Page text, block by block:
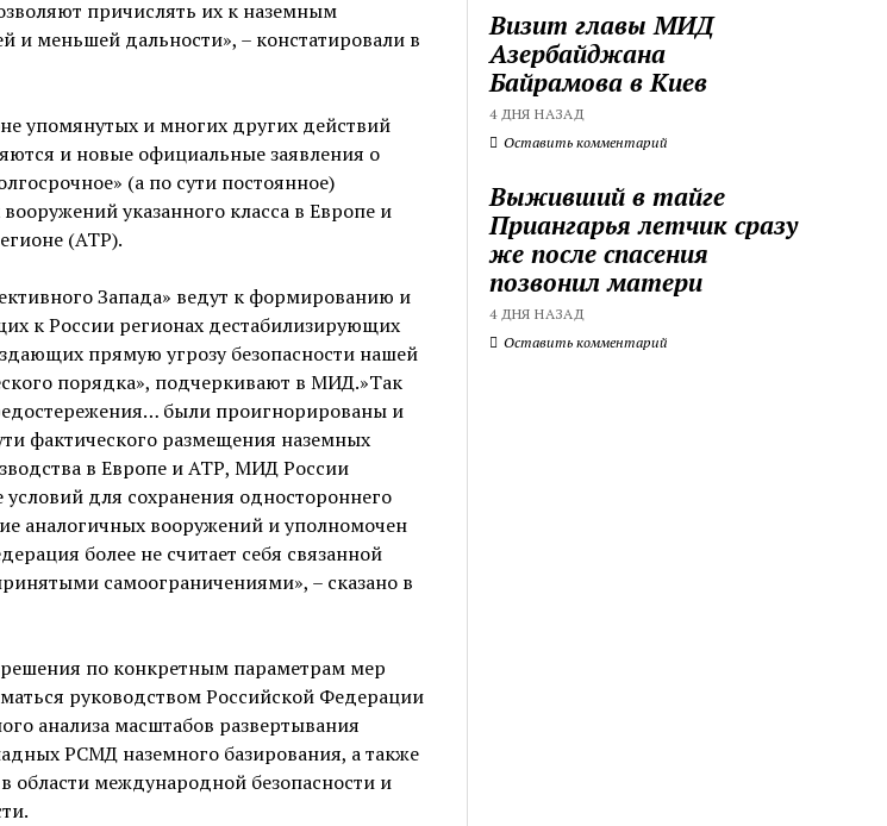
причислять их к наземным
и меньшей дальности», – констатировали в
упомянутых и многих других действий
и новые официальные заявления о
(а по сути постоянное)
указанного класса в Европе и
(АТР).
Запада» ведут к формированию и
к России регионах дестабилизирующих
прямую угрозу безопасности нашей
порядка», подчеркивают в МИД.»Так
были проигнорированы и
фактического размещения наземных
в Европе и АТР, МИД России
условий для сохранения одностороннего
аналогичных вооружений и уполномочен
более не считает себя связанной
самоограничениями», – сказано в
по конкретным параметрам мер
руководством Российской Федерации
анализа масштабов развертывания
РСМД наземного базирования, а также
области международной безопасности и
Визит главы МИД
Азербайджана
Байрамова в Киев
4 ДНЯ НАЗАД
Оставить комментарий
Выживший в тайге
Приангарья летчик сразу
же после спасения
позвонил матери
4 ДНЯ НАЗАД
Оставить комментарий